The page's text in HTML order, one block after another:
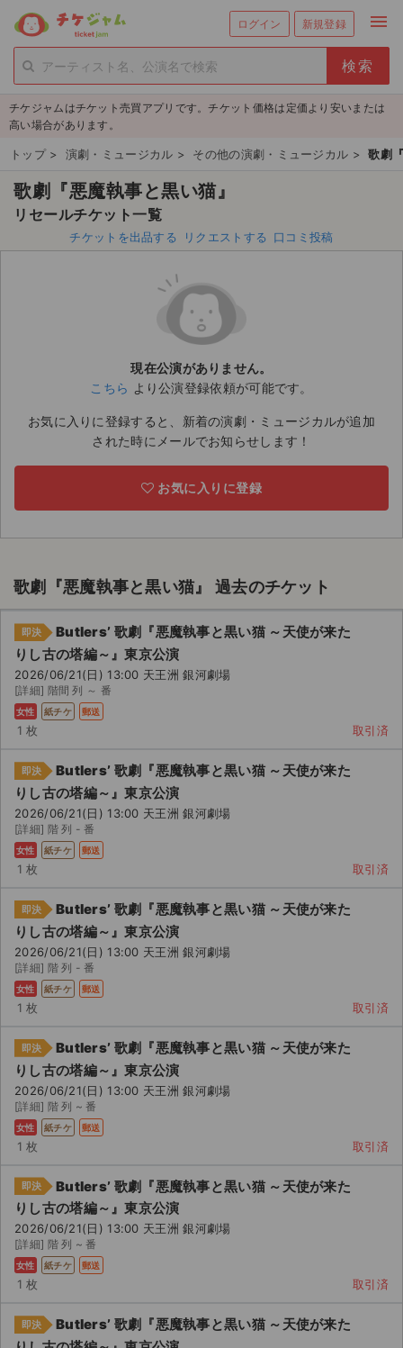
ログイン 新規登録 menu
person_add 新規会員登録
チケットを探す
新着チケット
値下げしたチケット
都道府県からチケットを探す
チケットのリクエスト一覧
ライブ・コンサート（国内）
ライブ・コンサート（海外）
スポーツ
ご利用ガイド
手数料・お支払い方法
AIに質問する
お知らせ
サイト情報
チケットジャム運営会社
チケットジャム利用規約
プライバシーポリシー
特定商取引法に基づく表記
公演登録依頼
チケジャムはチケット売買アプリです。チケット価格は定価より安いまたは
高い場合があります。
トップ > 演劇・ミュージカル > その他の演劇・ミュージカル > 歌劇
歌劇『悪魔執事と黒い猫』
リセールチケット一覧
チケットを出品する リクエストする 口コミ投稿
現在公演がありません。
こちら より公演登録依頼が可能です。
お気に入りに登録すると、新着の演劇・ミュージカルが追加
された時にメールでお知らせします！
お気に入りに登録
歌劇『悪魔執事と黒い猫』 過去のチケット
即決
Butlers’ 歌劇『悪魔執事と黒い猫 ～天使が来た
りし古の塔編～』東京公演
2026/06/21(日) 13:00 天王洲 銀河劇場
[詳細] 階間 列 ～ 番
女性 紙チケ 郵送
1 枚 取引済
即決
Butlers’ 歌劇『悪魔執事と黒い猫 ～天使が来た
りし古の塔編～』東京公演
2026/06/21(日) 13:00 天王洲 銀河劇場
[詳細] 階 列 - 番
女性 紙チケ 郵送
1 枚 取引済
即決
Butlers’ 歌劇『悪魔執事と黒い猫 ～天使が来た
りし古の塔編～』東京公演
2026/06/21(日) 13:00 天王洲 銀河劇場
[詳細] 階 列 - 番
女性 紙チケ 郵送
1 枚 取引済
即決
Butlers’ 歌劇『悪魔執事と黒い猫 ～天使が来た
りし古の塔編～』東京公演
2026/06/21(日) 13:00 天王洲 銀河劇場
[詳細] 階 列 ~ 番
女性 紙チケ 郵送
1 枚 取引済
即決
Butlers’ 歌劇『悪魔執事と黒い猫 ～天使が来た
りし古の塔編～』東京公演
2026/06/21(日) 13:00 天王洲 銀河劇場
[詳細] 階 列 ~ 番
女性 紙チケ 郵送
1 枚 取引済
即決
Butlers’ 歌劇『悪魔執事と黒い猫 ～天使が来た